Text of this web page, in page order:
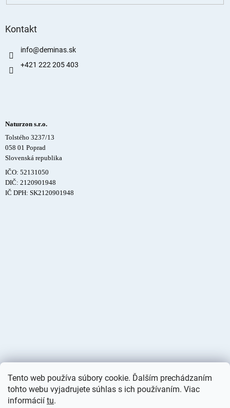
Tento web používa súbory cookie. Ďalším prechádzaním
tohto webu vyjadrujete súhlas s ich používaním. Viac
informácií tu.
Kontakt
info@deminas.sk
+421 222 205 403
Naturzon s.r.o.
Tolstého 3237/13
058 01 Poprad
Slovenská republika
IČO: 52131050
DIČ: 2120901948
IČ DPH: SK2120901948